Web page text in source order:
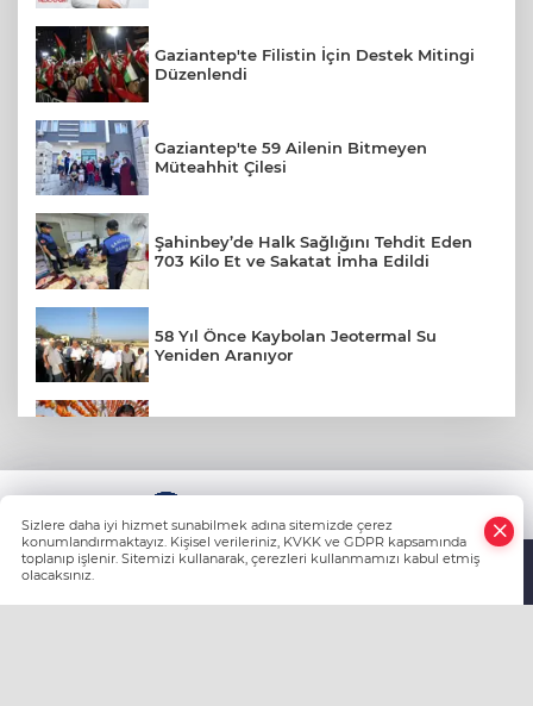
Gaziantep'te Filistin İçin Destek Mitingi
Düzenlendi
Gaziantep'te 59 Ailenin Bitmeyen
Müteahhit Çilesi
Şahinbey’de Halk Sağlığını Tehdit Eden
703 Kilo Et ve Sakatat İmha Edildi
58 Yıl Önce Kaybolan Jeotermal Su
Yeniden Aranıyor
Yaz Gribi Aktarlara İlgiyi Artırdı
Sizlere daha iyi hizmet sunabilmek adına sitemizde çerez
konumlandırmaktayız. Kişisel verileriniz, KVKK ve GDPR kapsamında
toplanıp işlenir. Sitemizi kullanarak, çerezleri kullanmamızı kabul etmiş
olacaksınız.